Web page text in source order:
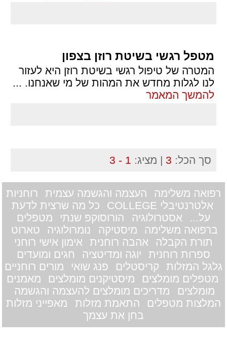
מטפל רגשי בשיטת רוזן בצפון
המטרה של טיפול רגשי בשיטת רוזן היא לעזור
לנו לגלות מחדש את המהות של מי שאנחנו. ...
להמשך המאמר
סך הכל: 3 | מציג: 1 - 3
רפואה משלימה העצמה והגשמה עצמית
רוחניות
אלטרנטיבלי COLLEGE
כל מה שרצית לדעת
על...
אסטרולוגיה הורוסוקפ שנתי
מטפלים
ברפואה משלימה
מיסטיקה נומרולוגיה
טארוט
תורת הקבלה
אהבה רוחנית
אימון אישי רוחני
ספרות רוחנית
יוגה ומדיטציה
חגים ומועדים
גלגל המזלות
קריסטלים פנג שואי
מורים רוחניים
מטפלים מומלצים
מיסטיקנים מומלצים
מאמנים
מומלצים
מדריכים מומלצים להעצמה והגשמה
המלצות מטפלים
התאמת מזלות
מאפייני מזלות
בחן את עצמך